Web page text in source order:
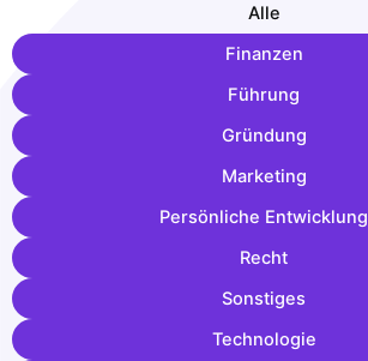
Finanzen
Führung
Gründung
Marketing
Persönliche Entwicklung
Recht
Sonstiges
Technologie
Alle